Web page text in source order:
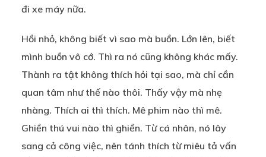
đi xe máy nữa.
Hồi nhỏ, không biết vì sao mà buồn. Lớn lên, biết
mình buồn vô cớ. Thì ra nó cũng không khác mấy.
Thành ra tật không thích hỏi tại sao, mà chỉ cần
quan tâm như thế nào thôi. Thấy vậy mà nhẹ
nhàng. Thích ai thì thích. Mê phim nào thì mê.
Ghiền thú vui nào thì ghiền. Từ cá nhân, nó lây
sang cả công việc, nên tánh thích từ miêu tả vấn